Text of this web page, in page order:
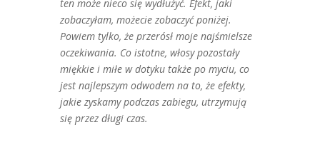
ten może nieco się wydłużyć. Efekt, jaki
zobaczyłam, możecie zobaczyć poniżej.
Powiem tylko, że przerósł moje najśmielsze
oczekiwania. Co istotne, włosy pozostały
miękkie i miłe w dotyku także po myciu, co
jest najlepszym odwodem na to, że efekty,
jakie zyskamy podczas zabiegu, utrzymują
się przez długi czas.